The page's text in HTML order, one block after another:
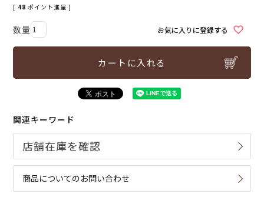
[ 48 ポイント進呈 ]
お気に入りに登録する
カートに入れる
関連キーワード
商品についてのお問い合わせ